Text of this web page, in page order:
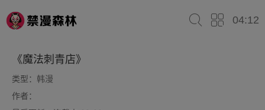
04:12
《魔法刺青店》
类型： 韩漫
作者：